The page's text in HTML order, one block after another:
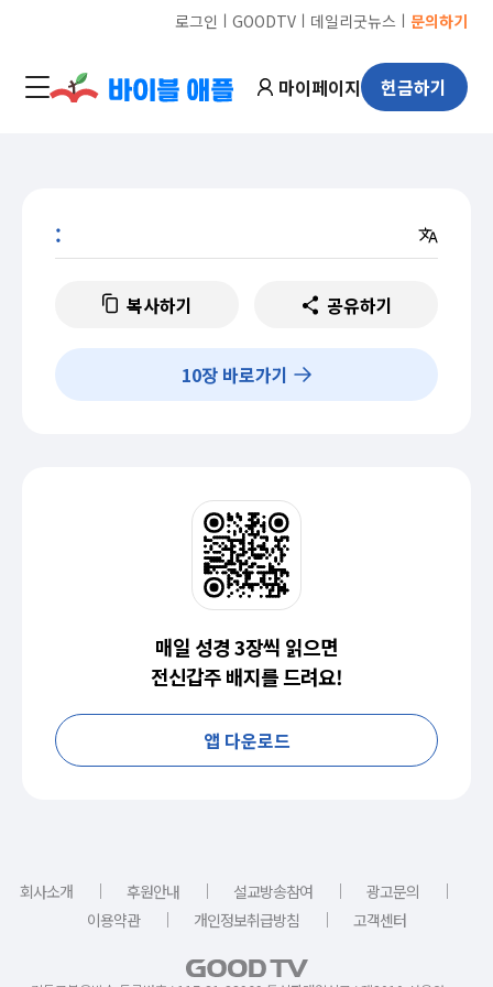
로그인 ㅣ GOODTVㅣ 데일리굿뉴스 ㅣ 문의하기
마이페이지 헌금하기
:
복사하기 공유하기
10장 바로가기
매일 성경 3장씩 읽으면
전신갑주 배지를 드려요!
앱 다운로드
회사소개 ｜ 후원안내 ｜ 설교방송참여 ｜ 광고문의
｜
이용약관
｜ 개인정보취급방침 ｜ 고객센터